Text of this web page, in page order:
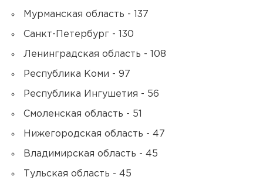
Мурманская область - 137
Санкт-Петербург - 130
Ленинградская область - 108
Республика Коми - 97
Республика Ингушетия - 56
Смоленская область - 51
Нижегородская область - 47
Владимирская область - 45
Тульская область - 45